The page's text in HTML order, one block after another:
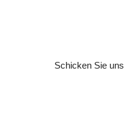
Schicken Sie